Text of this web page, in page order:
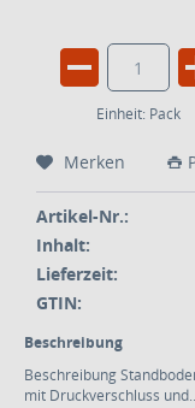
Einheit: Pack
Merken
Artikel-Nr.:
Inhalt:
Lieferzeit:
GTIN:
Beschreibung
Beschreibung
mit Druckverschluss